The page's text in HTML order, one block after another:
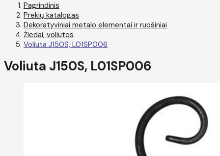
Pagrindinis
Prekių katalogas
Dekoratyviniai metalo elementai ir ruošiniai
Žiedai, voliutos
Voliuta J150S, L01SP006
Voliuta J150S, L01SP006